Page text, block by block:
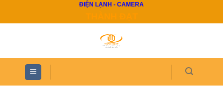
ĐIỆN LẠNH - CAMERA